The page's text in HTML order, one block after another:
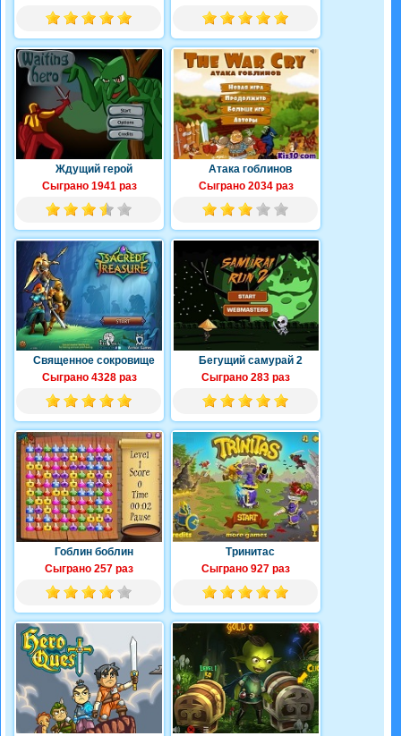
Ждущий герой
Сыграно 1941 раз
Атака гоблинов
Сыграно 2034 раз
Священное сокровище
Сыграно 4328 раз
Бегущий самурай 2
Сыграно 283 раз
Гоблин боблин
Сыграно 257 раз
Тринитас
Сыграно 927 раз